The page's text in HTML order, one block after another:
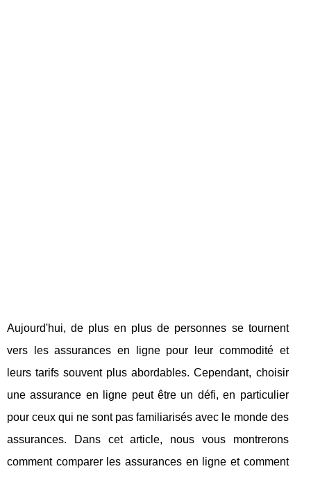
Aujourd'hui, de plus en plus de personnes se tournent
vers les assurances en ligne pour leur commodité et
leurs tarifs souvent plus abordables. Cependant, choisir
une assurance en ligne peut être un défi, en particulier
pour ceux qui ne sont pas familiarisés avec le monde des
assurances. Dans cet article, nous vous montrerons
comment comparer les assurances en ligne et comment